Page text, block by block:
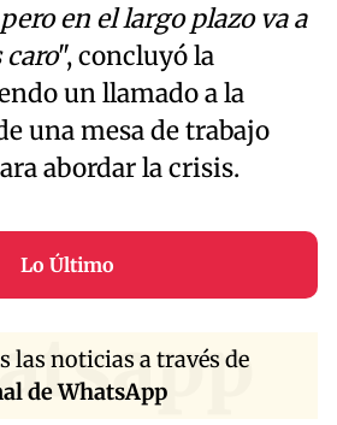
en el largo plazo va a
caro", concluyó la
un llamado a la
una mesa de trabajo
abordar la crisis.
Lo Último
las noticias a través de
de WhatsApp